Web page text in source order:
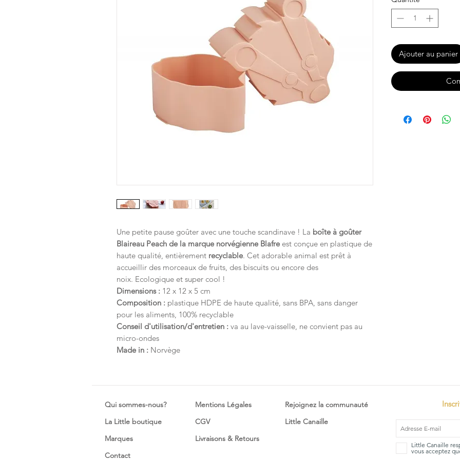
Une petite pause goûter avec une touche scandinave ! La boîte à goûter
Blaireau Peach de la marque norvégienne Blafre est conçue en plastique de
haute qualité, entièrement recyclable. Cet adorable animal est prêt à
accueillir des morceaux de fruits, des biscuits ou encore des
noix. Ecologique et super cool !
Dimensions : 12 x 12 x 5 cm
Composition : plastique HDPE de haute qualité, sans BPA, sans danger
pour les aliments, 100% recyclable
Conseil d'utilisation/d'entretien : va au lave-vaisselle, ne convient pas au
micro-ondes
Made in : Norvège
Ajouter au panier
Qui sommes-nous?
La Little boutique
Marques
Contact
Mentions Légales
CGV
Livraisons & Retours
Rejoignez la communauté
Little Canaille
Little Canaille
vous acceptez